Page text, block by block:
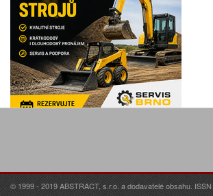
© 1999 - 2019 ABSTRACT, s.r.o. a dodavatelé obsahu.